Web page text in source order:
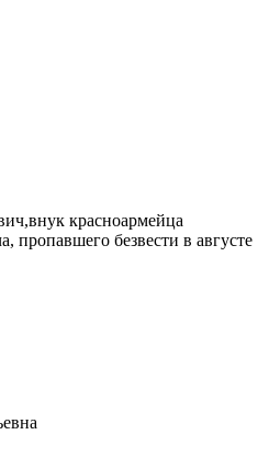
красноармейца
пропавшего безвести в августе